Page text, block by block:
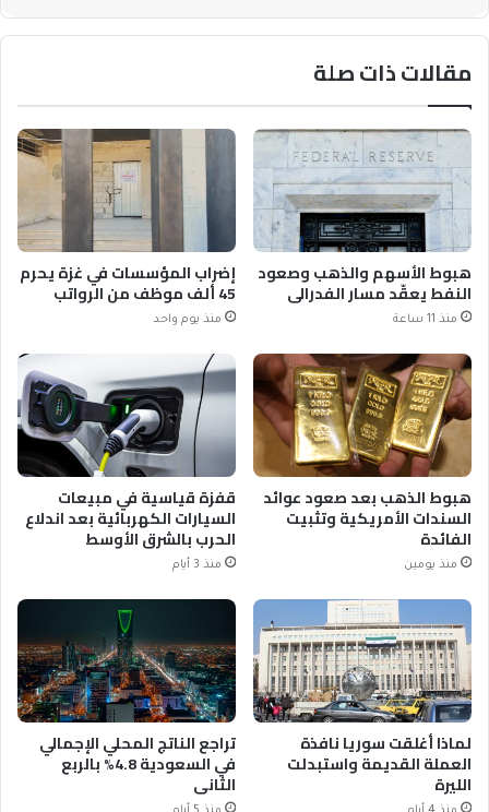
مقالات ذات صلة
هبوط الأسهم والذهب وصعود
النفط يعقّد مسار الفدرالي
منذ 11 ساعة
إضراب المؤسسات في غزة يحرم
45 ألف موظف من الرواتب
منذ يوم واحد
هبوط الذهب بعد صعود عوائد
السندات الأمريكية وتثبيت
الفائدة
منذ يومين
قفزة قياسية في مبيعات
السيارات الكهربائية بعد اندلاع
الحرب بالشرق الأوسط
منذ 3 أيام
لماذا أغلقت سوريا نافذة
العملة القديمة واستبدلت
الليرة
تراجع الناتج المحلي الإجمالي
في السعودية 4.8% بالربع
الثاني